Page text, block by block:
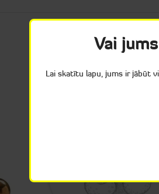
Vai
Lai skatītu lapu, jums ir jābūt